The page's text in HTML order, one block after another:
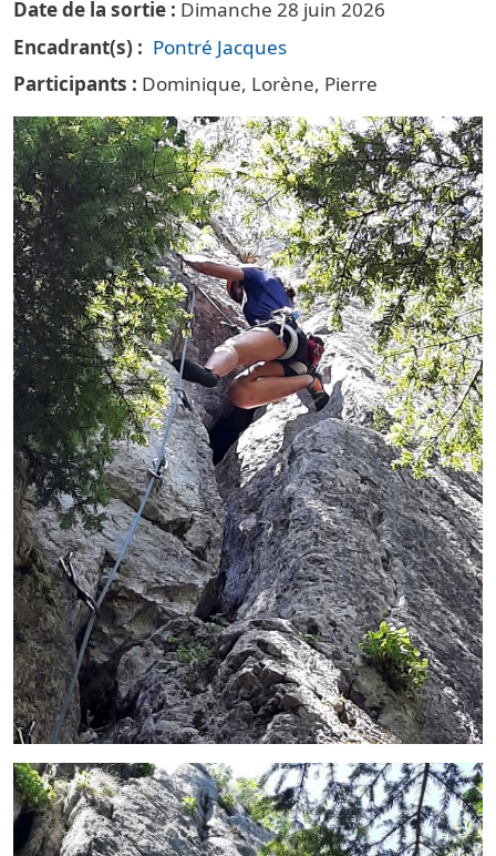
Date de la sortie
Dimanche 28 juin 2026
Encadrant(s)
Pontré Jacques
Participants
Dominique, Lorène, Pierre
Vignette principale Escalade